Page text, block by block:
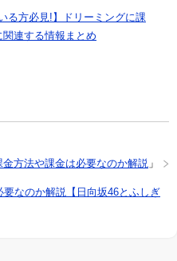
る方必見!】ドリーミングに課
連する情報まとめ
金方法や課金は必要なのか解説 」
要なのか解説【日向坂46とふしぎ